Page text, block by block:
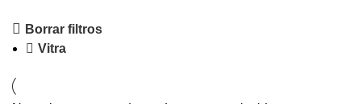
Borrar filtros
Vitra